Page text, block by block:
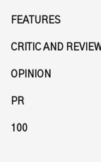
FEATURES
CRITIC AND
OPINION
PR
100